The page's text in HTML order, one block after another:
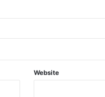
Website